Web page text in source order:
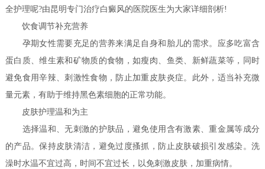
全护理呢?由昆明专门治疗白癜风的医院医生为大家详细剖析!
饮食调节补充营养
孕期女性需要充足的营养来满足自身和胎儿的需求。应多吃富含
蛋白质、维生素和矿物质的食物，如瘦肉、鱼类、新鲜蔬菜等，同时
避免食用辛辣、刺激性食物，防止加重皮肤炎症。此外，适当补充微
量元素，有助于维持黑色素细胞的正常功能。
皮肤护理温和为主
选择温和、无刺激的护肤品，避免使用含有激素、重金属等成分
的产品。保持皮肤清洁，避免过度搔抓，防止皮肤破损引发感染。洗
澡时水温不宜过高，时间不宜过长，以免刺激皮肤，加重病情。